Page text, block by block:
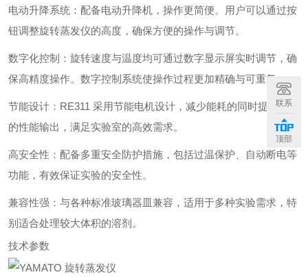
电动升降系统：配备电动升降机，操作更简便。用户可以通过按
钮调整旋转蒸发仪的高度，确保方便的操作与调节。
数字化控制：旋转速度与温度均可通过数字显示屏实时调节，确
保高精度操作。数字控制系统使操作过程更加精确与可重复。
节能设计：RE311 采用节能电机设计，减少能耗的同时提供稳定
的性能输出，满足实验室的高效需求。
高安全性：配备多重安全防护措施，包括过温保护、自动断电等
功能，有效保证实验的安全性。
兼容性强：与各种标准玻璃器皿兼容，适用于多种实验需求，特
别适合处理较大体积的溶剂。
技术参数
联系
顶部